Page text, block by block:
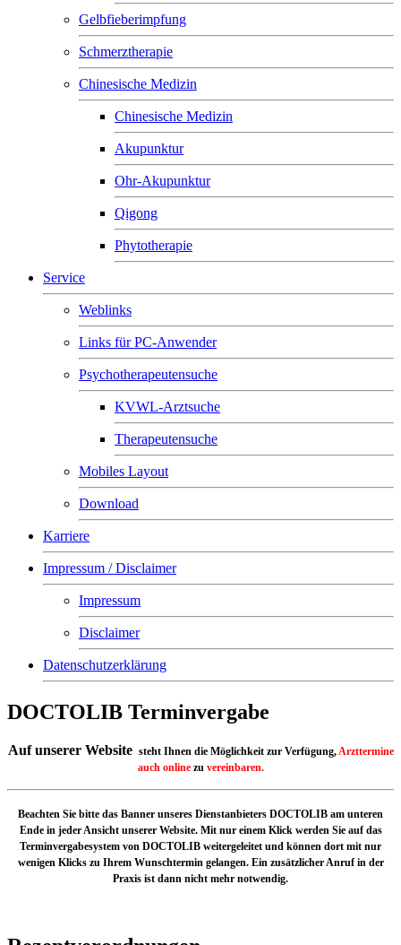
Gelbfieberimpfung
Schmerztherapie
Chinesische Medizin
Chinesische Medizin
Akupunktur
Ohr-Akupunktur
Qigong
Phytotherapie
Service
Weblinks
Links für PC-Anwender
Psychotherapeutensuche
KVWL-Arztsuche
Therapeutensuche
Mobiles Layout
Download
Karriere
Impressum / Disclaimer
Impressum
Disclaimer
Datenschutzerklärung
DOCTOLIB Terminvergabe
Auf unserer Website steht Ihnen die Möglichkeit zur Verfügung,Arzttermine
auch onlinezu vereinbaren.
Beachten Sie bitte das Banner unseres Dienstanbieters DOCTOLIB am unteren
Ende in jeder Ansicht unserer Website. Mit nur einem Klick werden Sie auf das
Terminvergabesystem von DOCTOLIB weitergeleitet und können dort mit nur
wenigen Klicks zu Ihrem Wunschtermin gelangen. Ein zusätzlicher Anruf in der
Praxis ist dann nicht mehr notwendig.